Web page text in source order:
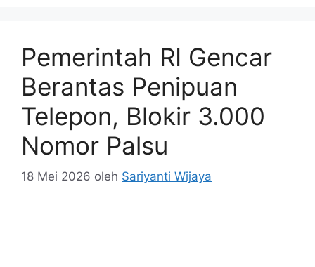
Pemerintah RI Gencar
Berantas Penipuan
Telepon, Blokir 3.000
Nomor Palsu
18 Mei 2026 oleh Sariyanti Wijaya